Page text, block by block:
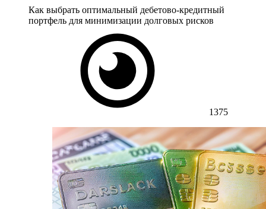
Как выбрать оптимальный дебетово-кредитный
портфель для минимизации долговых рисков
1375